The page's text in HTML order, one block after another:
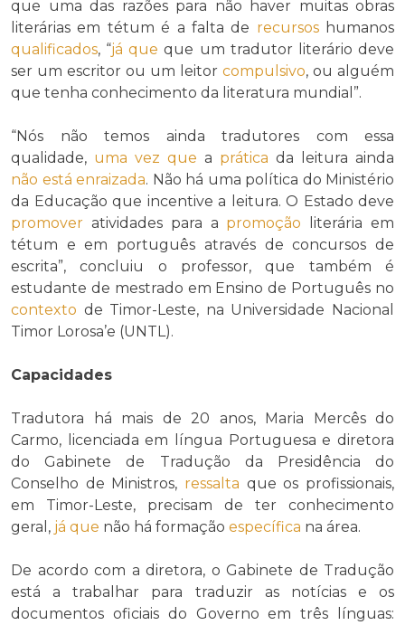
que uma das razões para não haver muitas obras
literárias em tétum é a falta de recursoshumanos
qualificados, “já que que um tradutor literário deve
ser um escritor ou um leitor compulsivo, ou alguém
que tenha conhecimento da literatura mundial”.
“Nós não temos ainda tradutores com essa
qualidade, uma vez que a prática da leitura ainda
não está enraizada. Não há uma política do Ministério
da Educação que incentive a leitura. O Estado deve
promover atividades para a promoção literária em
tétum e em português através de concursos de
escrita”, concluiu o professor, que também é
estudante de mestrado em Ensino de Português no
contexto de Timor-Leste, na Universidade Nacional
Timor Lorosa’e (UNTL).
Capacidades
Tradutora há mais de 20 anos, Maria Mercês do
Carmo, licenciada em língua Portuguesa e diretora
do Gabinete de Tradução da Presidência do
Conselho de Ministros, ressalta que os profissionais,
em Timor-Leste, precisam de ter conhecimento
geral, já que não há formação específica na área.
De acordo com a diretora, o Gabinete de Tradução
está a trabalhar para traduzir as notícias e os
documentos oficiais do Governo em três línguas: